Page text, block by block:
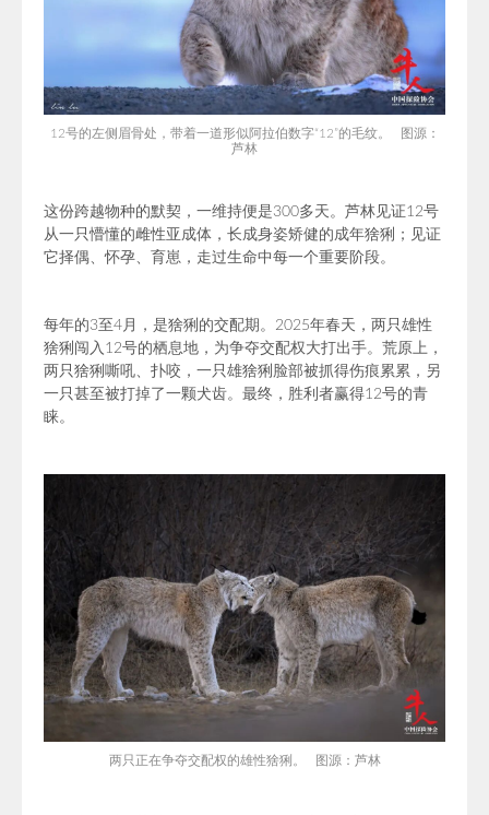
12号的左侧眉骨处，带着一道形似阿拉伯数字“12”的毛纹。 图源：
芦林
这份跨越物种的默契，一维持便是300多天。芦林见证12号
从一只懵懂的雌性亚成体，长成身姿矫健的成年猞猁；见证
它择偶、怀孕、育崽，走过生命中每一个重要阶段。
每年的3至4月，是猞猁的交配期。2025年春天，两只雄性
猞猁闯入12号的栖息地，为争夺交配权大打出手。荒原上，
两只猞猁嘶吼、扑咬，一只雄猞猁脸部被抓得伤痕累累，另
一只甚至被打掉了一颗犬齿。最终，胜利者赢得12号的青
睐。
两只正在争夺交配权的雄性猞猁。 图源：芦林